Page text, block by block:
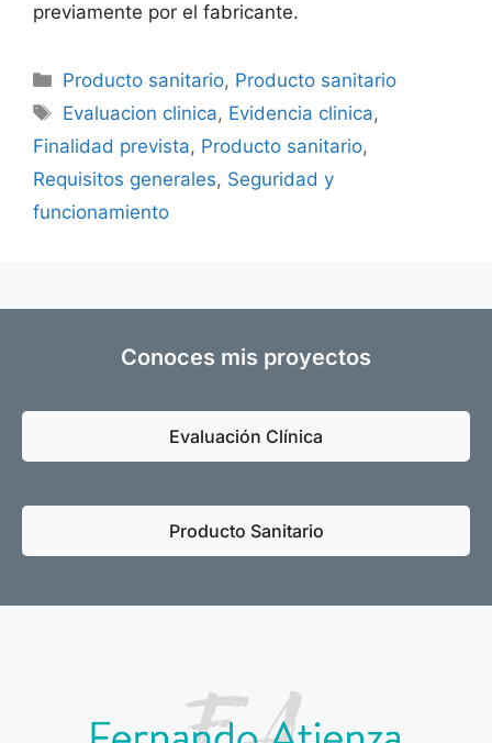
previamente por el fabricante.
Producto sanitario, Producto sanitario
Evaluacion clinica, Evidencia clinica,
Finalidad prevista, Producto sanitario,
Requisitos generales, Seguridad y
funcionamiento
Conoces mis proyectos
Evaluación Clínica
Producto Sanitario